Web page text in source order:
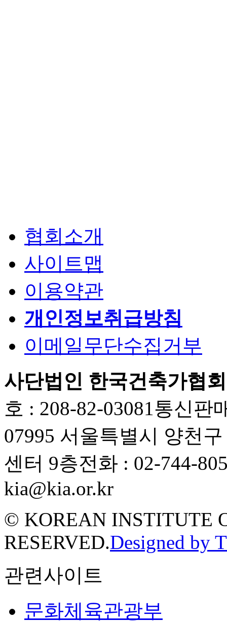
협회소개
사이트맵
이용약관
개인정보취급방침
이메일무단수집거부
사단법인 한국건축가협회
호 : 208-82-03081 통신판
07995 서울특별시 양천
센터 9층전화 : 02-744-
kia@kia.or.kr
© KOREAN INSTITUTE
RESERVED.Designed by
관련사이트
문화체육관광부